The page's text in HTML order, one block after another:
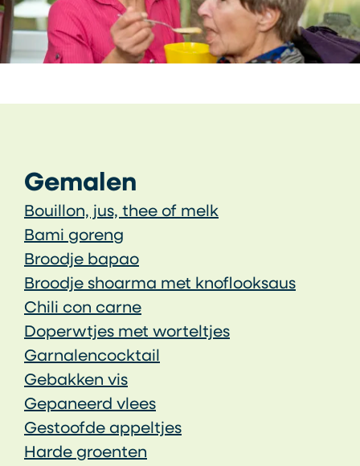
Gemalen
Bouillon, jus, thee of melk
Bami goreng
Broodje bapao
Broodje shoarma met knoflooksaus
Chili con carne
Doperwtjes met worteltjes
Garnalencocktail
Gebakken vis
Gepaneerd vlees
Gestoofde appeltjes
Harde groenten